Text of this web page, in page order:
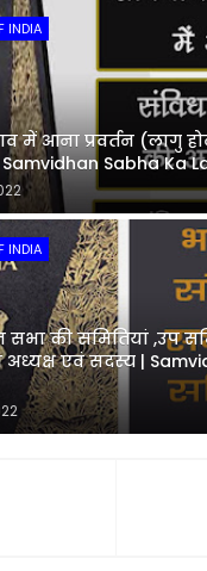
INDIA
में आना प्रवर्तन (लागु
Sabha Ka
INDIA
सभा की समितियां ,उप
एवं सदस्य |